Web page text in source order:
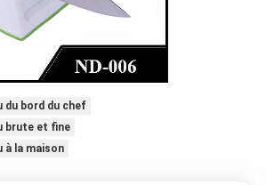
bord du chef
brute et fine
à la maison